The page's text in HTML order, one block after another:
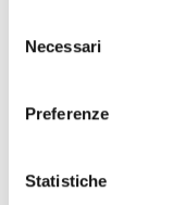
delNecessari
Preferenze
Statistiche
Regolamento sugli imballaggi e rifiuti di